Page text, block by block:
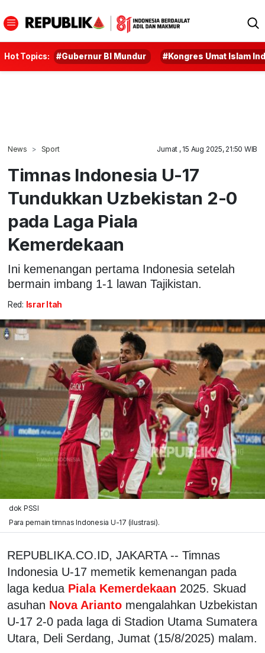
Hot Topics: #Gubernur BI Mundur #Kongres Umat Islam
News Sport Jumat , 15 Aug 2025, 21:50 WIB
Timnas Indonesia U-17
Tundukkan Uzbekistan 2-0
pada Laga Piala
Kemerdekaan
Ini kemenangan pertama Indonesia setelah
bermain imbang 1-1 lawan Tajikistan.
Red: Israr Itah
dok PSSI
Para pemain timnas Indonesia U-17 (ilustrasi).
REPUBLIKA.CO.ID, JAKARTA -- Timnas
Indonesia U-17 memetik kemenangan pada
laga kedua Piala Kemerdekaan 2025. Skuad
asuhan Nova Arianto mengalahkan Uzbekistan
U-17 2-0 pada laga di Stadion Utama Sumatera
Utara, Deli Serdang, Jumat (15/8/2025) malam.